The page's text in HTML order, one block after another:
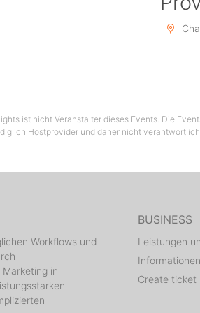
ist nicht Veranstalter dieses Events. Die
Hostprovider und daher nicht
Workflows und
in
BUSINESS
Leistungen
Create ticket